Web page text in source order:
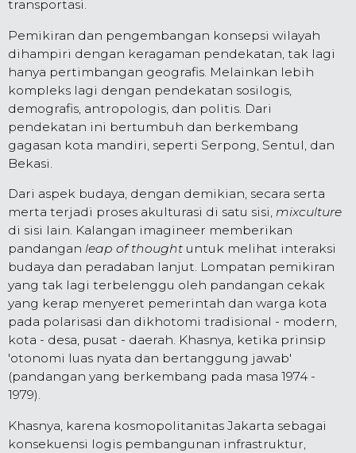
transportasi.
Pemikiran dan pengembangan konsepsi wilayah
dihampiri dengan keragaman pendekatan, tak lagi
hanya pertimbangan geografis. Melainkan lebih
kompleks lagi dengan pendekatan sosilogis,
demografis, antropologis, dan politis. Dari
pendekatan ini bertumbuh dan berkembang
gagasan kota mandiri, seperti Serpong, Sentul, dan
Bekasi.
Dari aspek budaya, dengan demikian, secara serta
merta terjadi proses akulturasi di satu sisi, mixculture
di sisi lain. Kalangan imagineer memberikan
pandangan leap of thought untuk melihat interaksi
budaya dan peradaban lanjut. Lompatan pemikiran
yang tak lagi terbelenggu oleh pandangan cekak
yang kerap menyeret pemerintah dan warga kota
pada polarisasi dan dikhotomi tradisional - modern,
kota - desa, pusat - daerah. Khasnya, ketika prinsip
'otonomi luas nyata dan bertanggung jawab'
(pandangan yang berkembang pada masa 1974 -
1979).
Khasnya, karena kosmopolitanitas Jakarta sebagai
konsekuensi logis pembangunan infrastruktur,